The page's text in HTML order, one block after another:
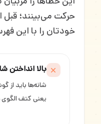
حرکت می‌بینند؛ قبل
خودتان را با این
بالا انداختن
شانه‌ها باید از
یعنی کتف